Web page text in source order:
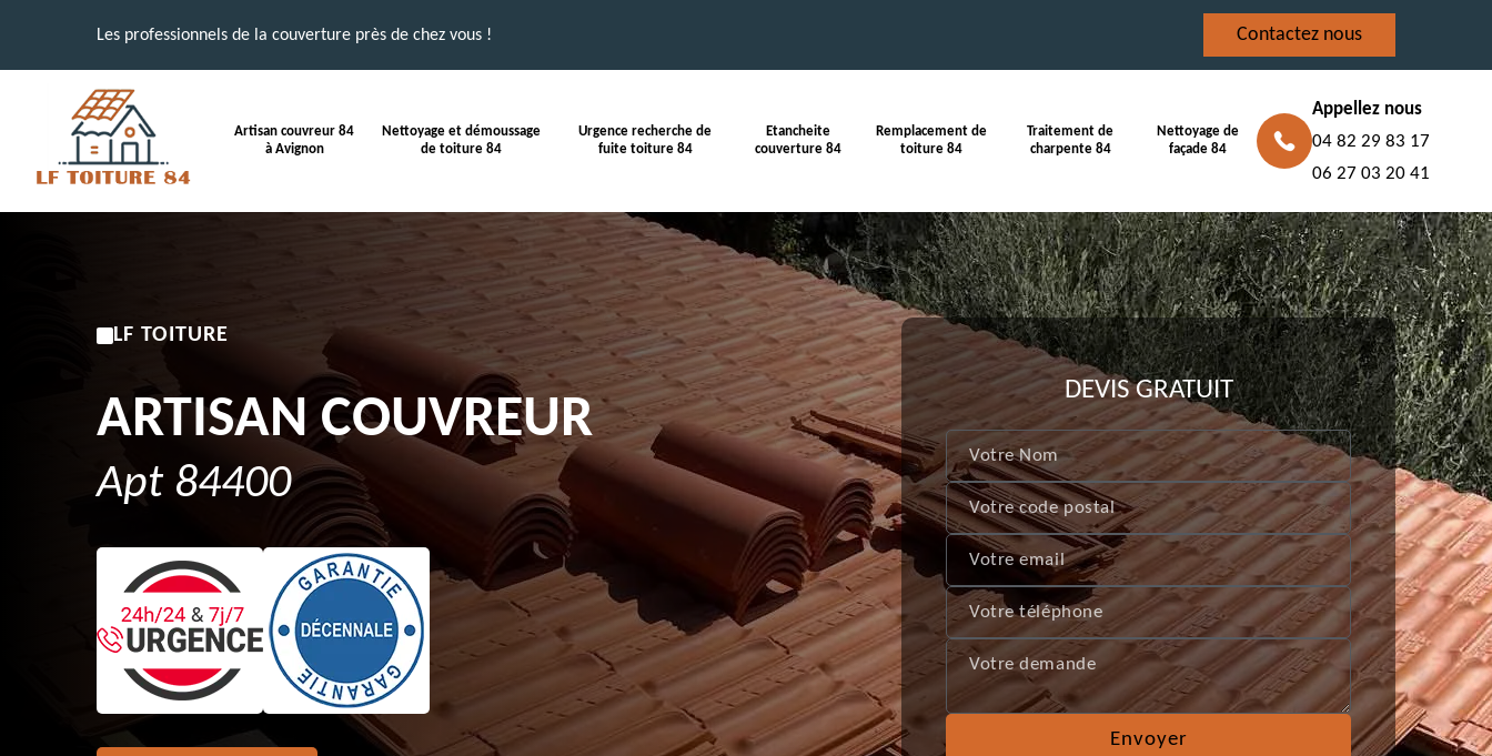
Les professionnels de la couverture près de chez vous ! Contactez nous
Artisan couvreur 84
à Avignon
Nettoyage et démoussage
de toiture 84
Urgence recherche de
fuite toiture 84
Etancheite
couverture 84
Remplacement de
toiture 84
Traitement de
charpente 84
Nettoyage de
façade 84
Appellez nous
04 82 29 83 17
06 27 03 20 41
LF TOITURE
Artisan couvreur
Apt 84400
DEVIS GRATUIT